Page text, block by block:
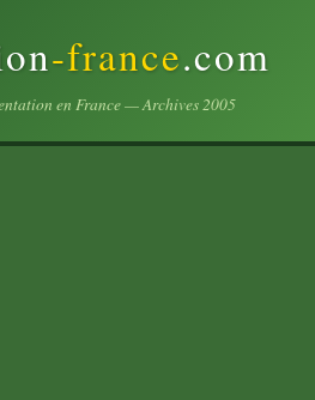
-france.com
en France — Archives 2005